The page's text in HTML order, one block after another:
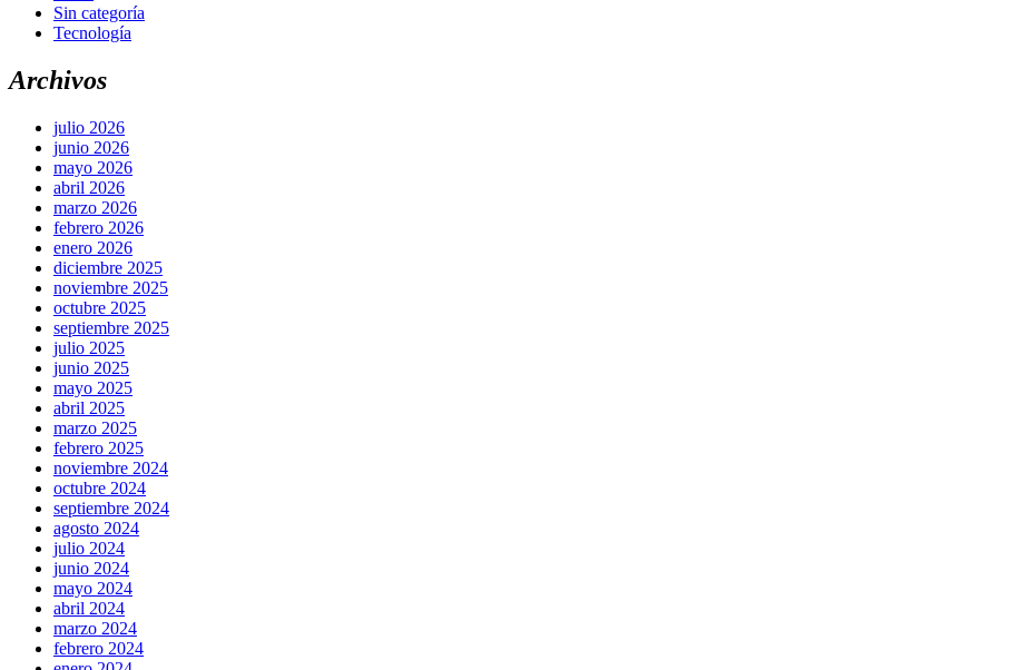
Sin categoría
Tecnología
Archivos
julio 2026
junio 2026
mayo 2026
abril 2026
marzo 2026
febrero 2026
enero 2026
diciembre 2025
noviembre 2025
octubre 2025
septiembre 2025
julio 2025
junio 2025
mayo 2025
abril 2025
marzo 2025
febrero 2025
noviembre 2024
octubre 2024
septiembre 2024
agosto 2024
julio 2024
junio 2024
mayo 2024
abril 2024
marzo 2024
febrero 2024